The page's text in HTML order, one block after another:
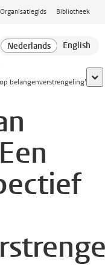
Organisatiegids Bibliotheek
belangenverstrengeling'